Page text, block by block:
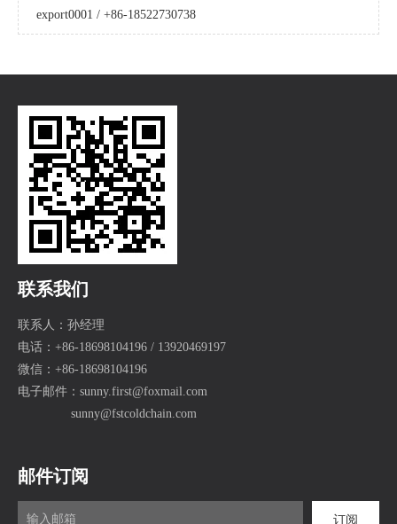
export0001 / +86-18522730738
联系我们
联系人：孙经理
电话：+86-18698104196 / 13920469197
微信：+86-18698104196
电子邮件： sunny.first@foxmail.com
sunny@fstcoldchain.com
邮件订阅
订阅